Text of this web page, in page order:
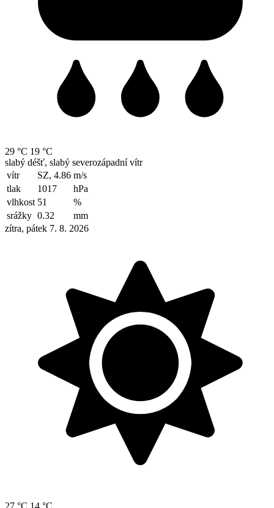
29 °C 19 °C
slabý déšť, slabý severozápadní vítr
vítr
SZ, 4.86 m/s
tlak
1017
hPa
vlhkost 51
%
srážky 0.32
mm
zítra, pátek 7. 8. 2026